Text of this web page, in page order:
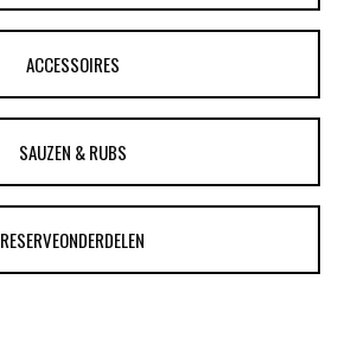
ACCESSOIRES
SAUZEN & RUBS
RESERVEONDERDELEN